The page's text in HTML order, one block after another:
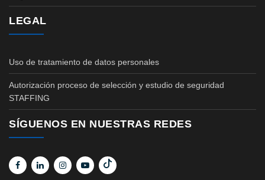
LEGAL
Uso de tratamiento de datos personales
Autorización proceso de selección y estudio de seguridad
STAFFING
SÍGUENOS EN NUESTRAS REDES